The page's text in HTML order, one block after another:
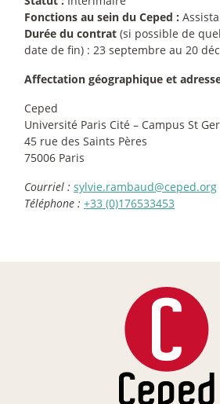
Fonctions au sein du Ceped :
Durée du contrat (si possible de
date de fin) : 23 septembre au 20
Affectation géographique et
Ceped
Université Paris Cité – Campus St
45 rue des Saints Pères
75006 Paris
Courriel : sylvie.rambaud@ceped.org
Téléphone : +33 (0)176533453